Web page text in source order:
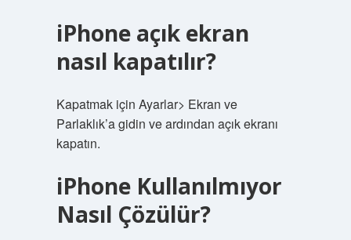
iPhone açık ekran
nasıl kapatılır?
Kapatmak için Ayarlar> Ekran ve
Parlaklık’a gidin ve ardından açık ekranı
kapatın.
iPhone Kullanılmıyor
Nasıl Çözülür?